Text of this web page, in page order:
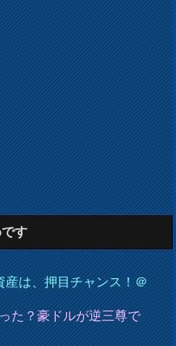
す
産は、押目チャンス！＠
た？豪ドルが逆三尊で